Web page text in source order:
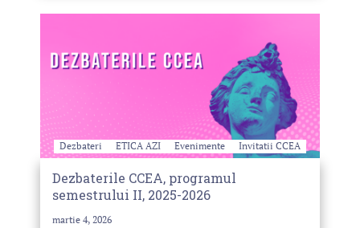
Dezbateri ETICA AZI Evenimente Invitatii CCEA
Dezbaterile CCEA, programul
semestrului II, 2025-2026
martie 4, 2026